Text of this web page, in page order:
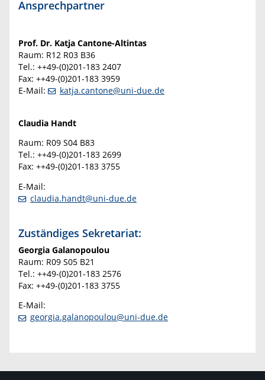
Ansprechpartner
Prof. Dr. Katja Cantone-Altintas
Raum: R12 R03 B36
Tel.: ++49-(0)201-183 2407
Fax: ++49-(0)201-183 3959
E-Mail:
katja.cantone@uni-due.de
Claudia Handt
Raum: R09 S04 B83
Tel.: ++49-(0)201-183 2699
Fax: ++49-(0)201-183 3755
E-Mail:
claudia.handt@uni-due.de
Zuständiges Sekretariat:
Georgia Galanopoulou
Raum: R09 S05 B21
Tel.: ++49-(0)201-183 2576
Fax: ++49-(0)201-183 3755
E-Mail:
georgia.galanopoulou@uni-due.de